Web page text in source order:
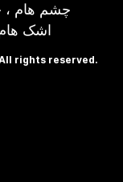
چشم هام ،
اشک هام
rights reserved.